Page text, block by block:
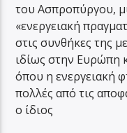
του Ασπροπύργου,
«ενεργειακή
στις συνθήκες της
ιδίως στην Ευρώπη
όπου η ενεργειακή
πολλές από τις
ο ίδιος